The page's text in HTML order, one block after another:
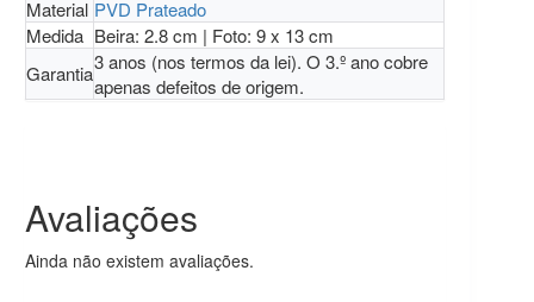
Material PVD Prateado
Medida Beira: 2.8 cm | Foto: 9 x 13 cm
Garantia3 anos (nos termos da lei). O 3.º ano cobre
apenas defeitos de origem.
Avaliações
Ainda não existem avaliações.